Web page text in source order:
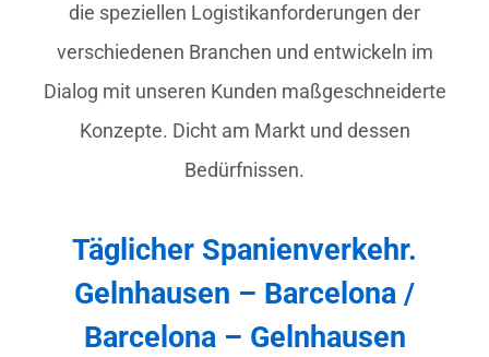
die speziellen Logistikanforderungen der
verschiedenen Branchen und entwickeln im
Dialog mit unseren Kunden maßgeschneiderte
Konzepte. Dicht am Markt und dessen
Bedürfnissen.
Täglicher Spanienverkehr.
Gelnhausen – Barcelona /
Barcelona – Gelnhausen